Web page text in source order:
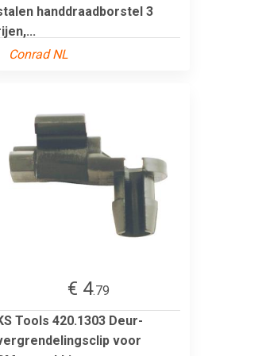
handdraadborstel 3
Conrad NL
€ 4.79
Tools 420.1303 Deur-
voor